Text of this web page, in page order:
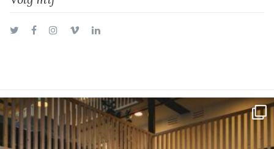
TwitterFacebookInstagram
VimeoLinkedIn